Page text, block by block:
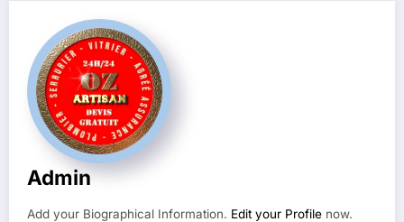
Admin
Add your Biographical Information. Edit your Profile now.